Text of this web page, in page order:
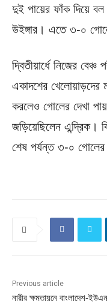
দুই পায়ের ফাঁক দিয়ে বল
উইঙ্গার। এতে ৩-০
দ্বিতীয়ার্ধে নিজের
একাদশের খেলোয়াড়দের
করলেও গোলের দেখা
জড়িয়েছিলেন
শেষ পর্যন্ত ৩-০ গোলের
Previous article
নারীর ক্ষমতায়নে বাংলাদেশ-ইউএন